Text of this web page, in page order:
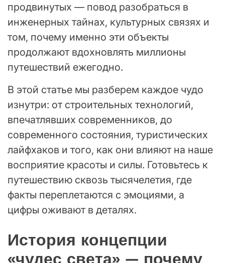
продвинутых — повод разобраться в
инженерных тайнах, культурных связях и
том, почему именно эти объекты
продолжают вдохновлять миллионы
путешествий ежегодно.
В этой статье мы разберем каждое чудо
изнутри: от строительных технологий,
впечатлявших современников, до
современного состояния, туристических
лайфхаков и того, как они влияют на наше
восприятие красоты и силы. Готовьтесь к
путешествию сквозь тысячелетия, где
факты переплетаются с эмоциями, а
цифры оживают в деталях.
История концепции